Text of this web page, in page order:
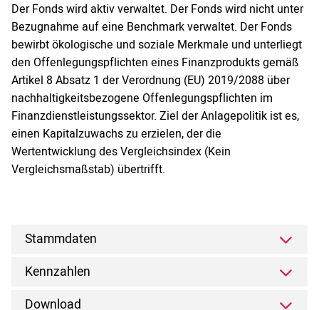
Der Fonds wird aktiv verwaltet. Der Fonds wird nicht unter
Bezugnahme auf eine Benchmark verwaltet. Der Fonds
bewirbt ökologische und soziale Merkmale und unterliegt
den Offenlegungspflichten eines Finanzprodukts gemäß
Artikel 8 Absatz 1 der Verordnung (EU) 2019/2088 über
nachhaltigkeitsbezogene Offenlegungspflichten im
Finanzdienstleistungssektor. Ziel der Anlagepolitik ist es,
einen Kapitalzuwachs zu erzielen, der die
Wertentwicklung des Vergleichsindex (Kein
Vergleichsmaßstab) übertrifft.
Stammdaten
Kennzahlen
Download